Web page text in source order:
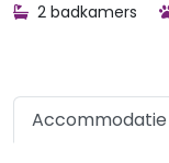
2 badkamers
Accommodatie